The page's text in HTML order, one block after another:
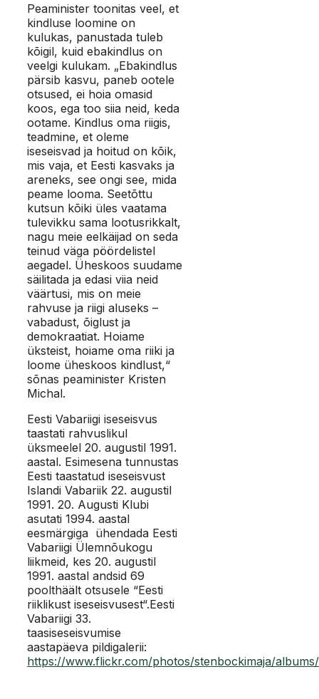
Peaminister toonitas veel, et
kindluse loomine on
kulukas, panustada tuleb
kõigil, kuid ebakindlus on
veelgi kulukam. „Ebakindlus
pärsib kasvu, paneb ootele
otsused, ei hoia omasid
koos, ega too siia neid, keda
ootame. Kindlus oma riigis,
teadmine, et oleme
iseseisvad ja hoitud on kõik,
mis vaja, et Eesti kasvaks ja
areneks, see ongi see, mida
peame looma. Seetõttu
kutsun kõiki üles vaatama
tulevikku sama lootusrikkalt,
nagu meie eelkäijad on seda
teinud väga pöördelistel
aegadel. Üheskoos suudame
säilitada ja edasi viia neid
väärtusi, mis on meie
rahvuse ja riigi aluseks –
vabadust, õiglust ja
demokraatiat. Hoiame
üksteist, hoiame oma riiki ja
loome üheskoos kindlust,“
sõnas peaminister Kristen
Michal.
Eesti Vabariigi iseseisvus
taastati rahvuslikul
üksmeelel 20. augustil 1991.
aastal. Esimesena tunnustas
Eesti taastatud iseseisvust
Islandi Vabariik 22. augustil
1991. 20. Augusti Klubi
asutati 1994. aastal
eesmärgiga ühendada Eesti
Vabariigi Ülemnõukogu
liikmeid, kes 20. augustil
1991. aastal andsid 69
poolthäält otsusele “Eesti
riiklikust iseseisvusest“.Eesti
Vabariigi 33.
taasiseseisvumise
aastapäeva pildigalerii:
https://www.flickr.com/photos/stenbockimaja/albums/